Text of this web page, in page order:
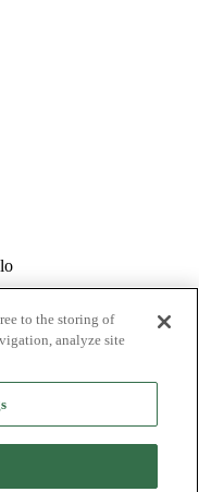
to the storing of
analyze site